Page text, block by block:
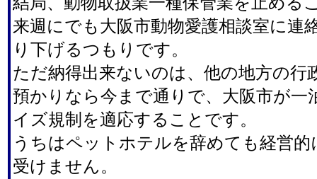
来週にでも大阪市動物愛護相談室に連
り下げるつもりです。
ただ納得出来ないのは、他の地方の行
預かりなら今まで通りで、大阪市が一
イズ規制を適応することです。
うちはペットホテルを辞めても経営的
受けません。